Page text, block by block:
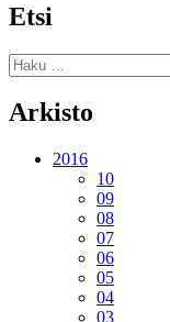
Etsi
Haku:
Arkisto
2016
10
09
08
07
06
05
04
03